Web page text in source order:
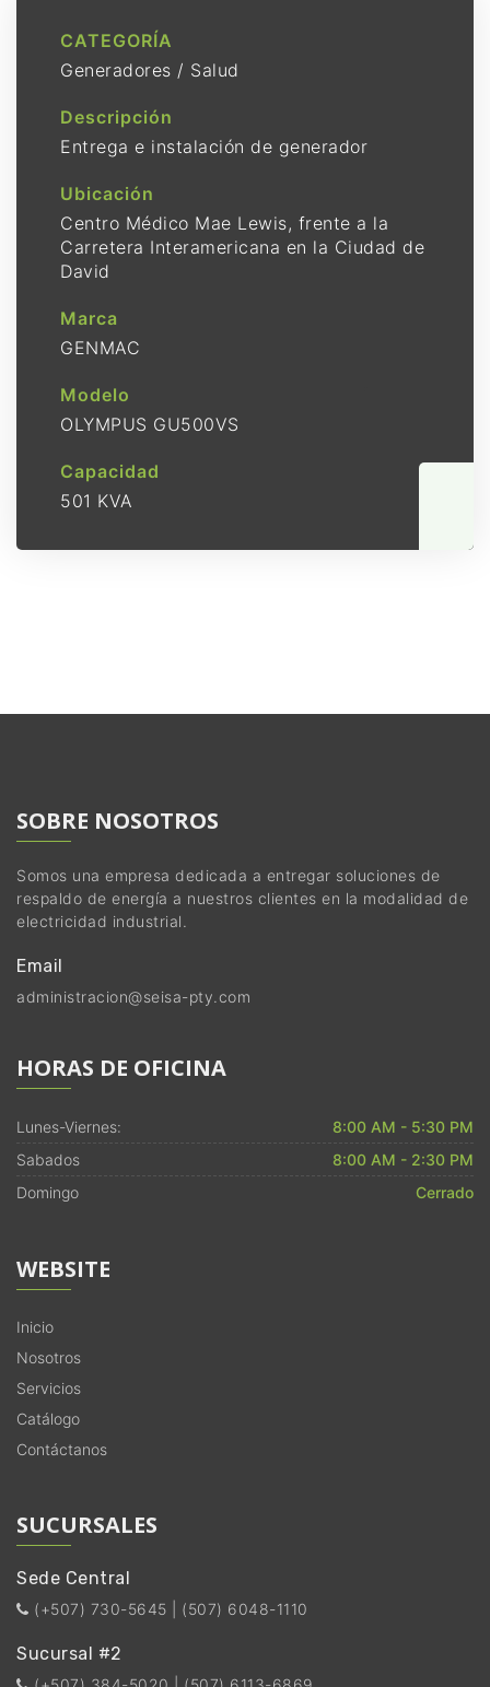
CATEGORÍA
Generadores / Salud
Descripción
Entrega e instalación de generador
Ubicación
Centro Médico Mae Lewis, frente a la
Carretera Interamericana en la Ciudad de
David
Marca
GENMAC
Modelo
OLYMPUS GU500VS
Capacidad
501 KVA
SOBRE NOSOTROS
Somos una empresa dedicada a entregar soluciones de
respaldo de energía a nuestros clientes en la modalidad de
electricidad industrial.
Email
administracion@seisa-pty.com
HORAS DE OFICINA
Lunes-Viernes:
8:00 AM - 5:30 PM
Sabados
8:00 AM - 2:30 PM
Domingo
Cerrado
WEBSITE
Inicio
Nosotros
Servicios
Catálogo
Contáctanos
SUCURSALES
Sede Central
(+507) 730-5645 | (507) 6048-1110
Sucursal #2